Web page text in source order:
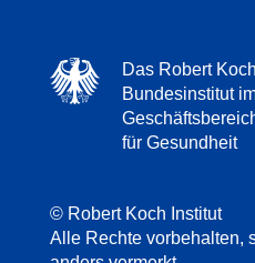
Das Robert
Bundesinstitut
für Gesundheit
© Robert Koch Institut
Alle Rechte vorbehalten,